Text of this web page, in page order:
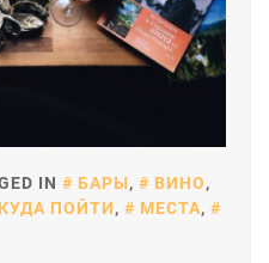
IN БАРЫ, ВИНО,
КУДА ПОЙТИ, МЕСТА,